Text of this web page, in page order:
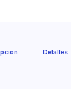
Detalles